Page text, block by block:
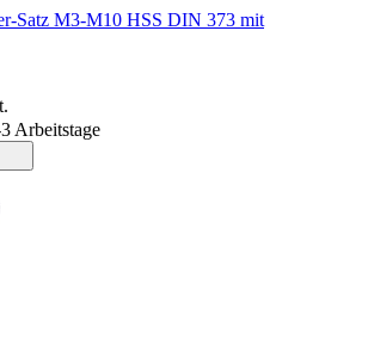
Satz M3-M10 HSS DIN 373 mit
Arbeitstage